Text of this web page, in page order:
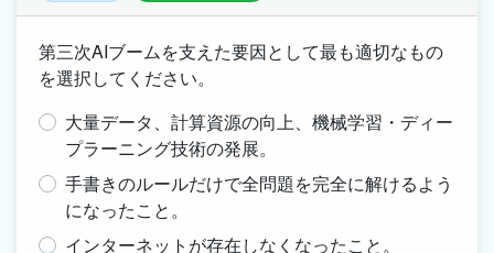
第三次AIブームを支えた要因として最も適切なもの
を選択してください。
大量データ、計算資源の向上、機械学習・ディー
プラーニング技術の発展。
手書きのルールだけで全問題を完全に解けるよう
になったこと。
インターネットが存在しなくなったこと。